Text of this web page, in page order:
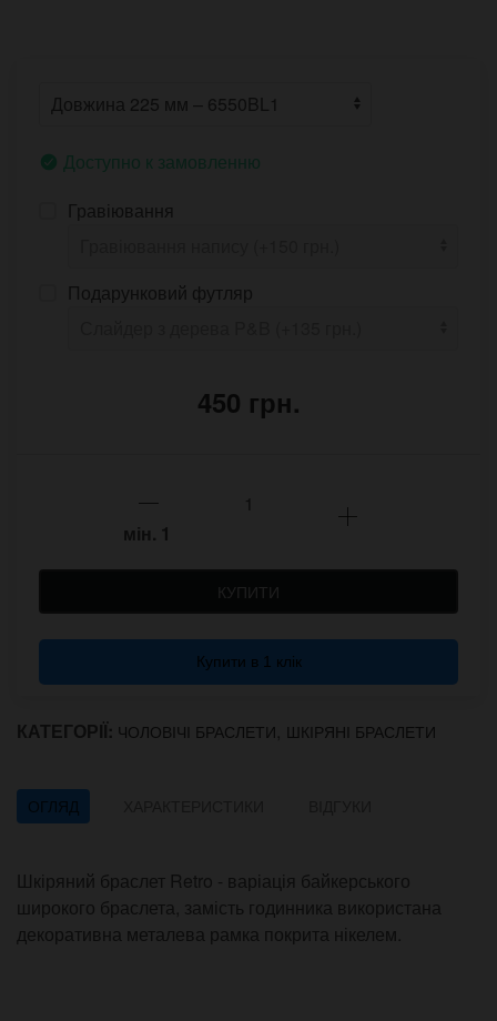
Доступно к замовленню
Гравіювання
Подарунковий футляр
450 грн.
мін. 1
КУПИТИ
Купити в 1 клік
КАТЕГОРІЇ: ЧОЛОВІЧІ БРАСЛЕТИ, ШКІРЯНІ БРАСЛЕТИ
ОГЛЯД
Шкіряний браслет Retro - варіація байкерського
широкого браслета, замість годинника використана
декоративна металева рамка покрита нікелем.